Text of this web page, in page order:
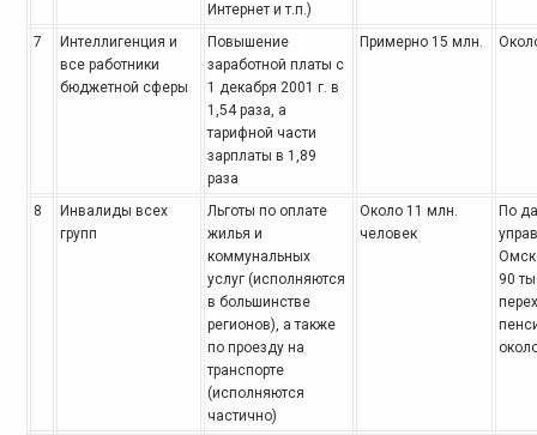
Интернет и т.п.)
7
Интеллигенция и
всеработники
бюджетной сферы
Повышение
заработной платы с
1 декабря 2001 г. в
1,54 раза, а
тарифной части
зарплаты в 1,89
раза
Примерно 15 млн.
8
Инвалиды всех
групп
Льготы по оплате
жилья и
коммунальных
услуг (исполняются
в большинстве
регионов), а также
по проезду на
транспорте
(исполняются
частично)
Около 11 млн.
человек
По
90